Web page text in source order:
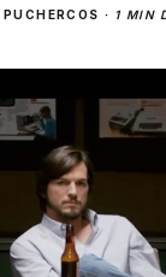
· 1 MIN